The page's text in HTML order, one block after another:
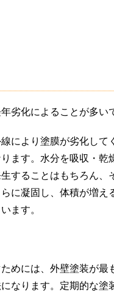
劣化によることが多い
により塗膜が劣化して
ます。水分を吸収・乾
することはもちろん、
に凝固し、体積が増え
ます。
めには、外壁塗装が最
なります。定期的な塗